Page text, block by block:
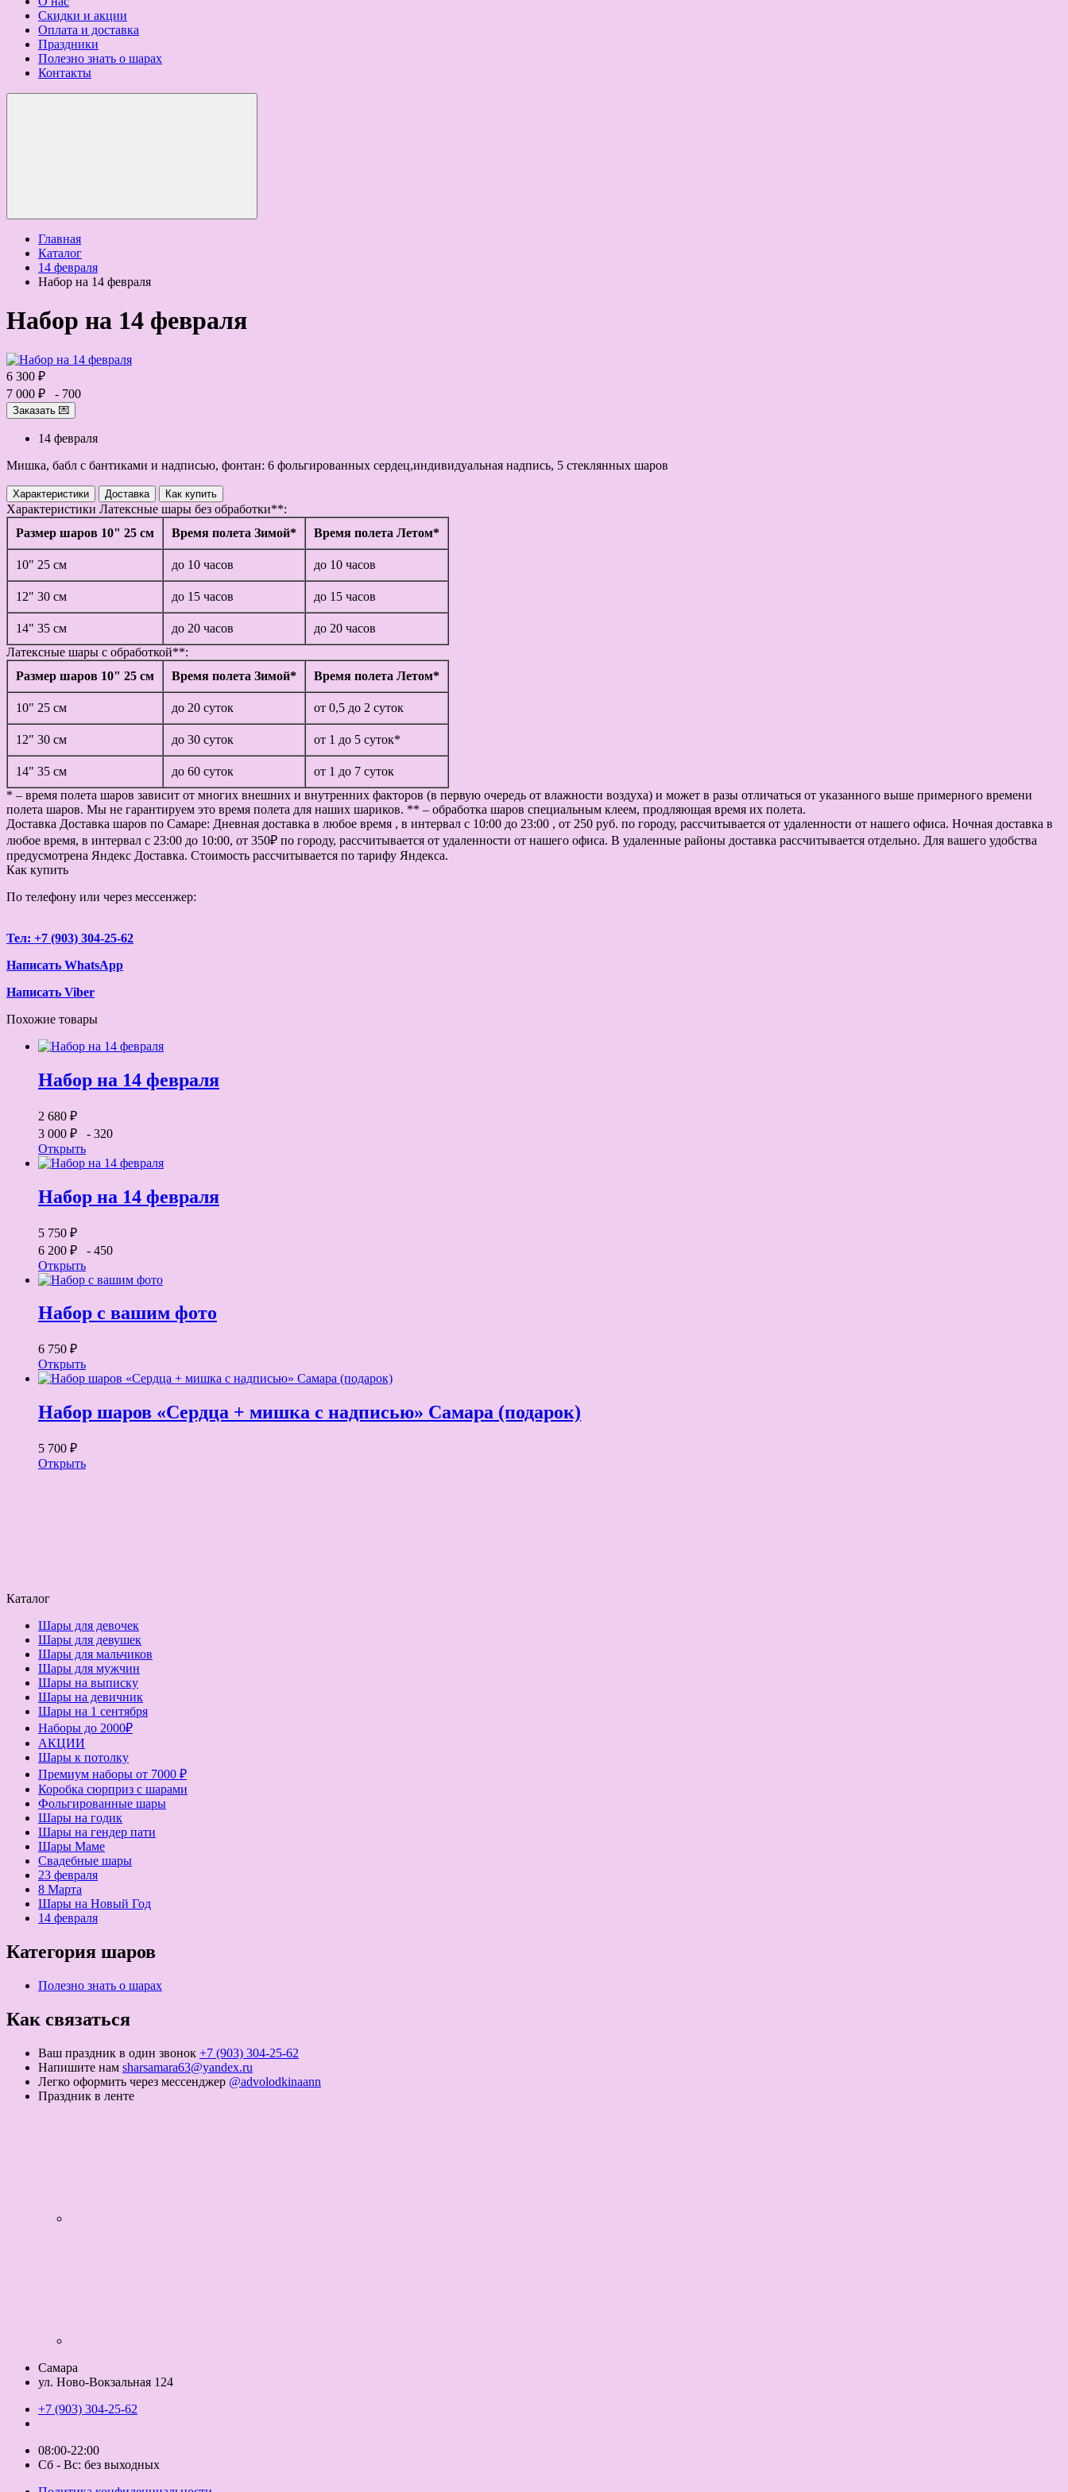
Скидки и акции
Оплата и доставка
Праздники
Полезно знать о шарах
Контакты
Главная
Каталог
14 февраля
Набор на 14 февраля
Набор на 14 февраля
6 300 ₽
7 000 ₽ - 700
Заказать 💌
14 февраля
Мишка, бабл с бантиками и надписью, фонтан: 6 фольгированных сердец,индивидуальная надпись, 5 стеклянных шаров
Характеристики Доставка Как купить
Характеристики Латексные шары без обработки**:
Размер шаров 10" 25 см
Время полета Зимой* Время полета Летом*
10" 25 см до 10 часов до 10 часов
12" 30 см до 15 часов до 15 часов
14" 35 см до 20 часов
до 20 часов
Латексные шары с обработкой**:
Размер шаров 10" 25 см
Время полета Зимой* Время полета Летом*
10" 25 см до 20 суток от 0,5 до 2 суток
12" 30 см до 30 суток от 1 до 5 суток*
14" 35 см до 60 суток
от 1 до 7 суток
* – время полета шаров зависит от многих внешних и внутренних факторов (в первую очередь от влажности воздуха) и может в разы отличаться от указанного выше примерного времени
полета шаров. Мы не гарантируем это время полета для наших шариков. ** – обработка шаров специальным клеем, продляющая время их полета.
Доставка Доставка шаров по Самаре: Дневная доставка в любое время , в интервал с 10:00 до 23:00 , от 250 руб. по городу, рассчитывается от удаленности от нашего офиса. Ночная доставка в
любое время, в интервал с 23:00 до 10:00, от 350₽ по городу, рассчитывается от удаленности от нашего офиса. В удаленные районы доставка рассчитывается отдельно. Для вашего удобства
предусмотрена Яндекс Доставка. Стоимость рассчитывается по тарифу Яндекса.
Как купить
По телефону или через мессенжер:
Тел: +7 (903) 304-25-62
Написать WhatsApp
Написать Viber
Похожие товары
Набор на 14 февраля
2 680 ₽
3 000 ₽ - 320
Открыть
Набор на 14 февраля
5 750 ₽
6 200 ₽ - 450
Открыть
Набор с вашим фото
6 750 ₽
Открыть
Набор шаров «Сердца + мишка с надписью» Самара (подарок)
5 700 ₽
Открыть
Каталог
Шары для девочек
Шары для девушек
Шары для мальчиков
Шары для мужчин
Шары на выписку
Шары на девичник
Шары на 1 сентября
Наборы до 2000₽
АКЦИИ
Шары к потолку
Премиум наборы от 7000 ₽
Коробка сюрприз с шарами
Фольгированные шары
Шары на годик
Шары на гендер пати
Шары Маме
Свадебные шары
23 февраля
8 Марта
Шары на Новый Год
14 февраля
Категория шаров
Полезно знать о шарах
Как связаться
Ваш праздник в один звонок +7 (903) 304-25-62
Напишите нам sharsamara63@yandex.ru
Легко оформить через мессенджер @advolodkinaann
Праздник в ленте
Самара
ул. Ново-Вокзальная 124
+7 (903) 304-25-62
08:00-22:00
Сб - Вс: без выходных